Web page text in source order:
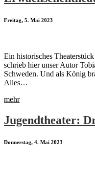
Freitag, 5. Mai 2023
Ein historisches
schrieb hier unser Autor
Schweden. Und als König
Alles…
mehr
Jugendtheater:
Donnerstag, 4. Mai 2023